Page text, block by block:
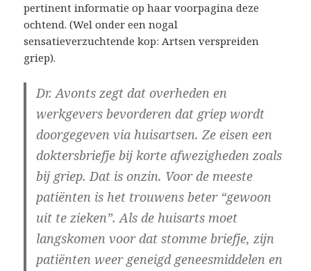
pertinent informatie op haar voorpagina deze
ochtend. (Wel onder een nogal
sensatieverzuchtende kop:Artsen verspreiden
griep).
Dr. Avonts zegt dat overheden en
werkgevers bevorderen dat griep wordt
doorgegeven via huisartsen. Ze eisen een
doktersbriefje bij korte afwezigheden zoals
bij griep. Dat is onzin. Voor de meeste
patiënten is het trouwens beter “gewoon
uit te zieken”. Als de huisarts moet
langskomen voor dat stomme briefje, zijn
patiënten weer geneigd geneesmiddelen en